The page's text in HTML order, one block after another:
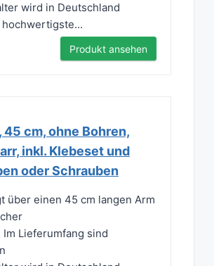
wird in Deutschland
Produkt ansehen
cm, ohne Bohren,
inkl. Klebeset und
oder Schrauben
über einen 45 cm langen Arm
Lieferumfang sind